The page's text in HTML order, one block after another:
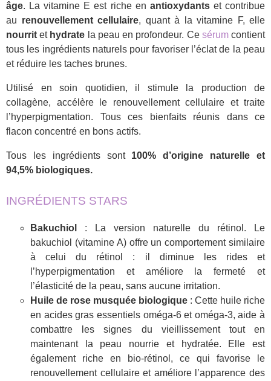
âge. La vitamine E est riche en antioxydantset contribue
au renouvellement cellulaire, quant à la vitamine F, elle
nourrit et hydrate la peau en profondeur. Ce sérumcontient
tous les ingrédients naturels pour favoriser l’éclat de la peau
et réduire les taches brunes.
Utilisé en soin quotidien, il stimule la production de
collagène, accélère le renouvellement cellulaire et traite
l’hyperpigmentation. Tous ces bienfaits réunis dans ce
flacon concentré en bons actifs.
Tous les ingrédients sont 100% d’origine naturelle et
94,5% biologiques.
INGRÉDIENTS STARS
Bakuchiol
: La version naturelle du rétinol. Le
bakuchiol (vitamine A) offre un comportement similaire
à celui du rétinol : il diminue les rides et
l’hyperpigmentation et améliore la fermeté et
l’élasticité de la peau, sans aucune irritation.
Huile de rose musquée biologique : Cette huile riche
en acides gras essentiels oméga-6 et oméga-3, aide à
combattre les signes du vieillissement tout en
maintenant la peau nourrie et hydratée. Elle est
également riche en bio-rétinol, ce qui favorise le
renouvellement cellulaire et améliore l’apparence des